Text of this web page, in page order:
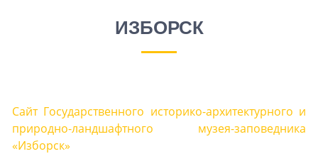
ИЗБОРСК
Сайт Государственного историко-архитектурного и
природно-ландшафтного музея-заповедника
«Изборск»